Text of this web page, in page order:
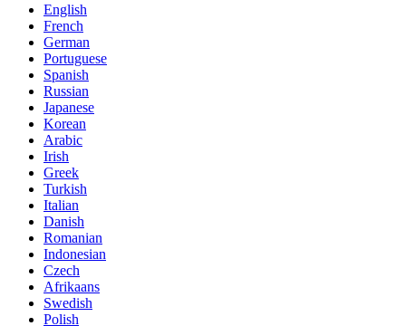
English
French
German
Portuguese
Spanish
Russian
Japanese
Korean
Arabic
Irish
Greek
Turkish
Italian
Danish
Romanian
Indonesian
Czech
Afrikaans
Swedish
Polish